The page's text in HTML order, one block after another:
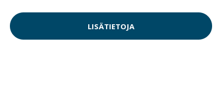
LISÄTIETOJA